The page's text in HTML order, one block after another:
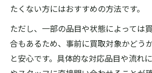
たくない方にはおすすめの方法です。
ただし、一部の品目や状態によっては
合もあるため、事前に買取対象かどう
と安心です。具体的な対応品目や流れ